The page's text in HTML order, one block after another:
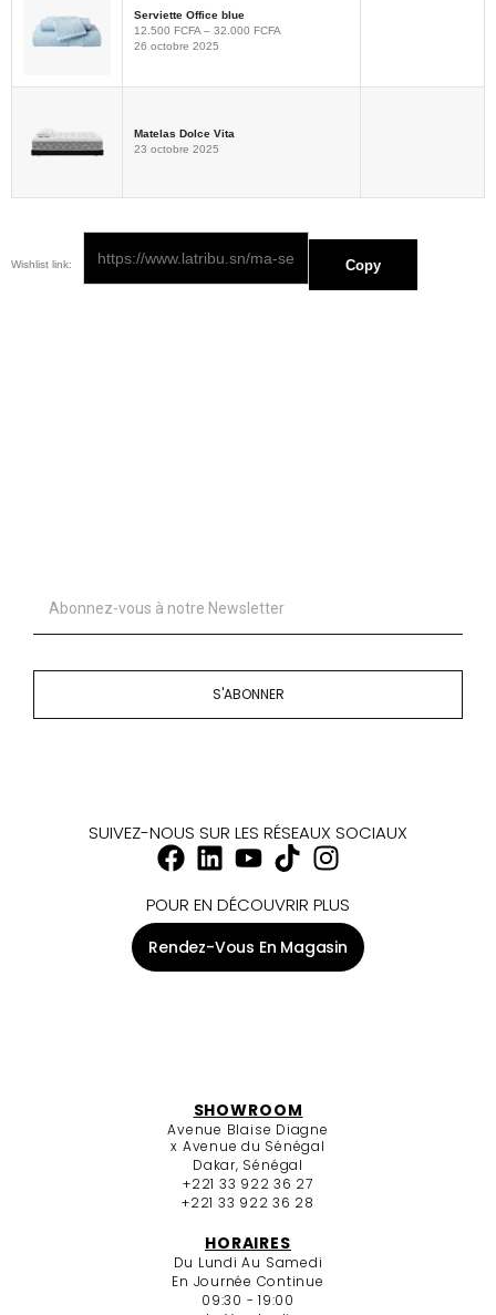
Serviette Office blue
12.500 FCFA – 32.000 FCFA
26 octobre 2025
Matelas Dolce Vita
23 octobre 2025
Wishlist link: Copy
S'ABONNER
SUIVEZ-NOUS SUR LES RÉSEAUX SOCIAUX
POUR EN DÉCOUVRIR PLUS
Rendez-Vous En Magasin
SHOWROOM
Avenue Blaise Diagne
x Avenue du Sénégal
Dakar, Sénégal
+221 33 922 36 27
+221 33 922 36 28
HORAIRES
Du Lundi Au Samedi
En Journée Continue
09:30 - 19:00